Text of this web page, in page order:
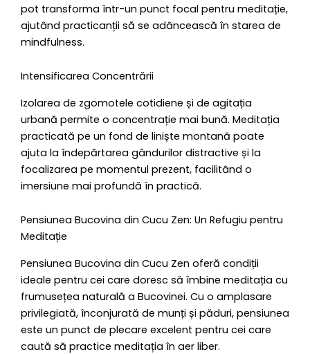
pot transforma într-un punct focal pentru meditație,
ajutând practicanții să se adâncească în starea de
mindfulness.
Intensificarea Concentrării
Izolarea de zgomotele cotidiene și de agitația
urbană permite o concentrație mai bună. Meditația
practicată pe un fond de liniște montană poate
ajuta la îndepărtarea gândurilor distractive și la
focalizarea pe momentul prezent, facilitând o
imersiune mai profundă în practică.
Pensiunea Bucovina din Cucu Zen: Un Refugiu pentru
Meditație
Pensiunea Bucovina din Cucu Zen oferă condiții
ideale pentru cei care doresc să îmbine meditația cu
frumusețea naturală a Bucovinei. Cu o amplasare
privilegiată, înconjurată de munți și păduri, pensiunea
este un punct de plecare excelent pentru cei care
caută să practice meditația în aer liber.